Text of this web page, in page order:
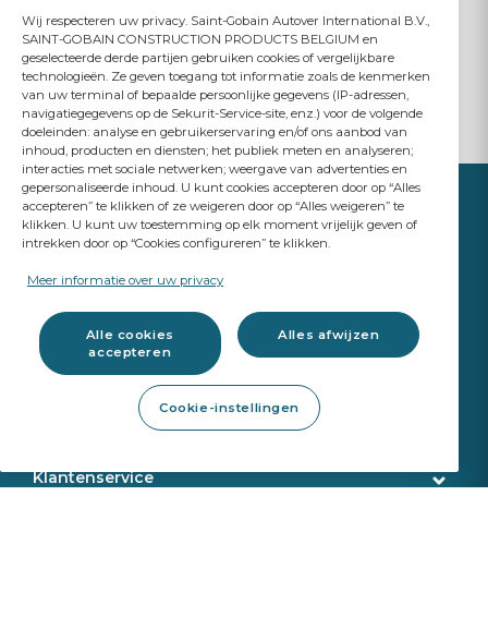
Autoglas
Garantievoorwaarden
ADAS Kalibratie
Werkplaats producten
Klantenservice
Wij respecteren uw privacy. Saint-Gobain Autover International B.V.,
SAINT-GOBAIN CONSTRUCTION PRODUCTS BELGIUM en
geselecteerde derde partijen gebruiken cookies of vergelijkbare
technologieën. Ze geven toegang tot informatie zoals de kenmerken
van uw terminal of bepaalde persoonlijke gegevens (IP-adressen,
navigatiegegevens op de Sekurit-Service-site, enz.) voor de volgende
doeleinden: analyse en gebruikerservaring en/of ons aanbod van
inhoud, producten en diensten; het publiek meten en analyseren;
interacties met sociale netwerken; weergave van advertenties en
gepersonaliseerde inhoud. U kunt cookies accepteren door op “Alles
accepteren” te klikken of ze weigeren door op “Alles weigeren” te
klikken. U kunt uw toestemming op elk moment vrijelijk geven of
intrekken door op “Cookies configureren” te klikken.
Meer informatie over uw privacy
Alle cookies
accepteren
Alles afwijzen
Cookie-instellingen